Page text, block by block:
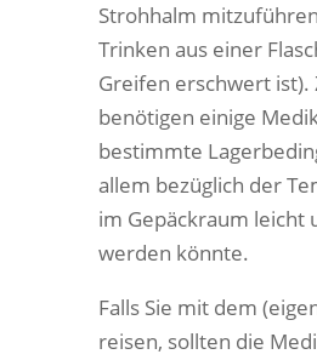
Strohhalm
Trinken aus einer
Greifen erschwert ist).
benötigen einige
bestimmte
allem bezüglich der
im Gepäckraum leicht
werden könnte.
Falls Sie mit dem
reisen, sollten die